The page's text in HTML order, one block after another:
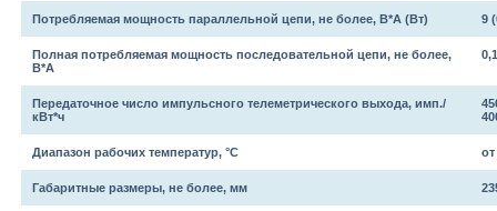
Потребляемая мощность параллельной цепи, не более, В*А (Вт) 9
Полная потребляемая мощность последовательной цепи, не более,
В*А
0,1
Передаточное число импульсного телеметрического выхода, имп./
кВт*ч
Диапазон рабочих температур, °С
Габаритные размеры, не более, мм